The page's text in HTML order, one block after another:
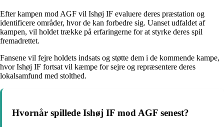
Efter kampen mod AGF vil Ishøj IF evaluere deres præstation og
identificere områder, hvor de kan forbedre sig. Uanset udfaldet af
kampen, vil holdet trække på erfaringerne for at styrke deres spil
fremadrettet.
Fansene vil fejre holdets indsats og støtte dem i de kommende kampe,
hvor Ishøj IF fortsat vil kæmpe for sejre og repræsentere deres
lokalsamfund med stolthed.
Hvornår spillede Ishøj IF mod AGF senest?